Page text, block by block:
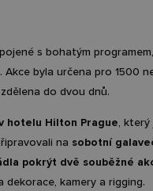
s bohatým
byla určena pro 1500
do dvou dnů.
hotelu Hilton Prague,
na sobotní
pokrýt dvě souběžné
kamery a rigging.